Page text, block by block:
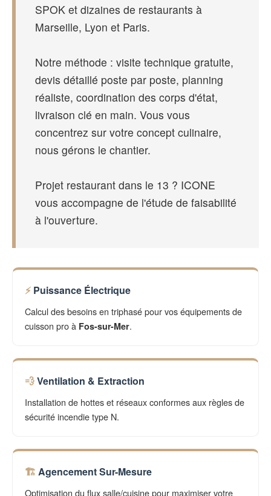
SPOK et dizaines de restaurants à
Marseille, Lyon et Paris.
Notre méthode : visite technique gratuite,
devis détaillé poste par poste, planning
réaliste, coordination des corps d'état,
livraison clé en main. Vous vous
concentrez sur votre concept culinaire,
nous gérons le chantier.
Projet restaurant dans le 13 ? ICONE
vous accompagne de l'étude de faisabilité
à l'ouverture.
Puissance Électrique
Calcul des besoins en triphasé pour vos équipements de
cuisson pro à Fos-sur-Mer.
Ventilation & Extraction
Installation de hottes et réseaux conformes aux règles de
sécurité incendie type N.
Agencement Sur-Mesure
Optimisation du flux salle/cuisine pour maximiser votre